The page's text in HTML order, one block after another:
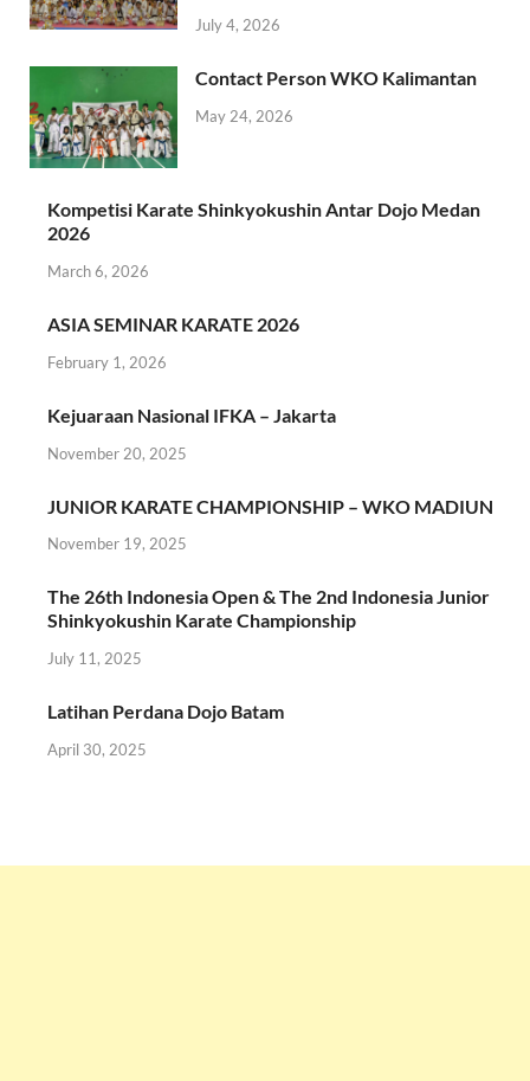
July 4, 2026
Contact Person WKO Kalimantan
May 24, 2026
Kompetisi Karate Shinkyokushin Antar Dojo Medan
2026
March 6, 2026
ASIA SEMINAR KARATE 2026
February 1, 2026
Kejuaraan Nasional IFKA – Jakarta
November 20, 2025
JUNIOR KARATE CHAMPIONSHIP – WKO MADIUN
November 19, 2025
The 26th Indonesia Open & The 2nd Indonesia Junior
Shinkyokushin Karate Championship
July 11, 2025
Latihan Perdana Dojo Batam
April 30, 2025